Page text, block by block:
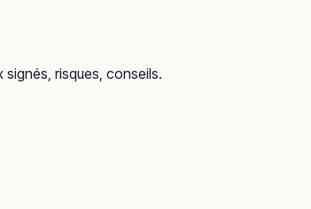
signés, risques, conseils.